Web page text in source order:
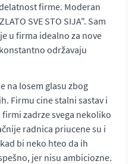
firme. Moderan
SVE STO SIJA". Sam
u firma idealno za nove
održavaju
na losem glasu zbog
Firmu cine stalni sastav i
zadrze svega nekoliko
radnica priucene su i
bi neko hteo da ih
jer nisu ambiciozne.